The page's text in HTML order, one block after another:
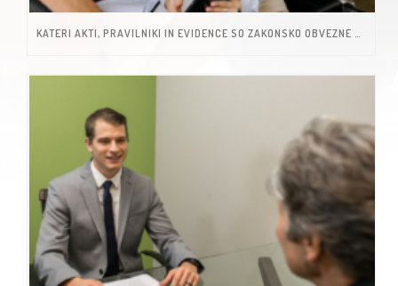
KATERI AKTI, PRAVILNIKI IN EVIDENCE SO ZAKONSKO OBVEZNE ZA MIKRO IN MALA PODJETJA